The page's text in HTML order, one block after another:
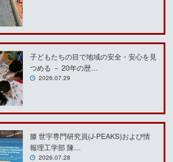
子どもたちの目で地域の安全・安心を見
つめる － 20年の歴…
2026.07.29
滕 世宇専門研究員(J-PEAKS)および情
報理工学部 陳…
2026.07.28